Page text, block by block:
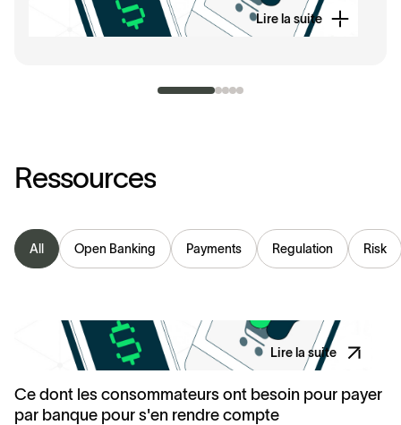
Lire la suite
Ressources
All Open Banking Payments Regulation Risk
Lire la suite
Ce dont les consommateurs ont besoin pour payer
par banque pour s'en rendre compte